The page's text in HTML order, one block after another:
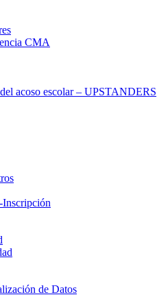
CMA
acoso escolar – UPSTANDERS
Inscripción
de Datos